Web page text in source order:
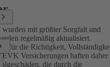
mit größter Sorgfalt und
regelmäßig aktualisiert.
für die Richtigkeit,
Versicherungen haften daher
die durch die